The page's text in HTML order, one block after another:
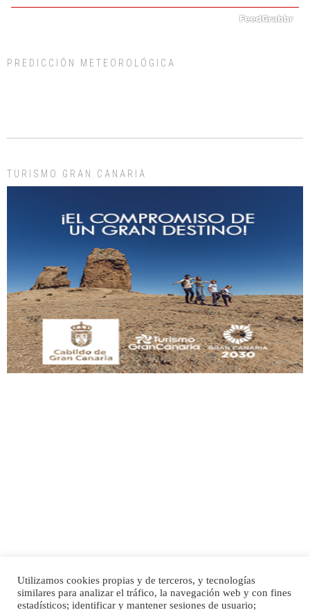
días, ella incluida...
Gato manso encontrado
Este gato macho ha aparecido en la calle hace menos de un mes, es muy
manso y extremadamente cari...
Leales.org » Gran Canaria | 9.7.2025
SHIBA PERDIDO AVDA JOSE MESA Y LOPEZ
PERRO MACHO RAZA SHIBA CON MICROCHIP PERDIDO HOY 06/07/2025 ZONA
PREDICCIÓN METEOROLÓGICA
TURISMO GRAN CANARIA
Utilizamos cookies propias y de terceros, y tecnologías
similares para analizar el tráfico, la navegación web y con fines
estadísticos; identificar y mantener sesiones de usuario;